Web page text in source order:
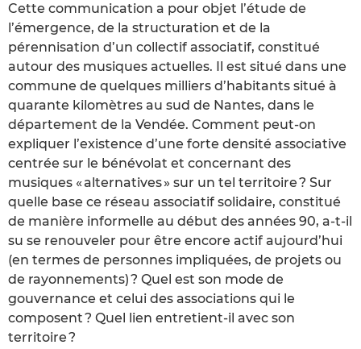
Cette communication a pour objet l’étude de
l’émergence, de la structuration et de la
pérennisation d’un collectif associatif, constitué
autour des musiques actuelles. Il est situé dans une
commune de quelques milliers d’habitants situé à
quarante kilomètres au sud de Nantes, dans le
département de la Vendée. Comment peut-on
expliquer l’existence d’une forte densité associative
centrée sur le bénévolat et concernant des
musiques « alternatives » sur un tel territoire ? Sur
quelle base ce réseau associatif solidaire, constitué
de manière informelle au début des années 90, a-t-il
su se renouveler pour être encore actif aujourd’hui
(en termes de personnes impliquées, de projets ou
de rayonnements) ? Quel est son mode de
gouvernance et celui des associations qui le
composent ? Quel lien entretient-il avec son
territoire ?